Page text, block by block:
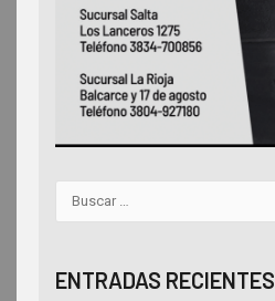
ENTRADAS RECIENTES